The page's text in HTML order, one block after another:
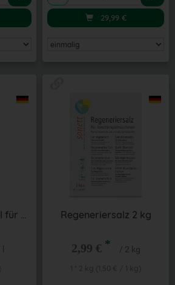
29,99 €
Oliven Waschmittel für Wolle & Seide 1 l Regeneriersalz 2 kg
2,99 € * / 2 kg